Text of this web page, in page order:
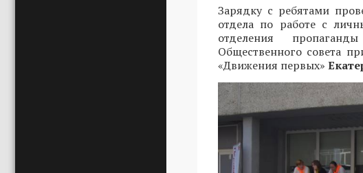
Зарядку с ребятами
отдела по работе с
отделения
Общественного совета
«Движения первых»